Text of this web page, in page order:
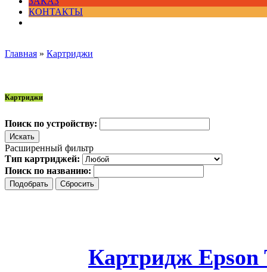
КОНТАКТЫ
Главная » Картриджи
Картриджи
Поиск по устройству:
Расширенный фильтр
Тип картриджей:
Поиск по названию:
Картридж Epson